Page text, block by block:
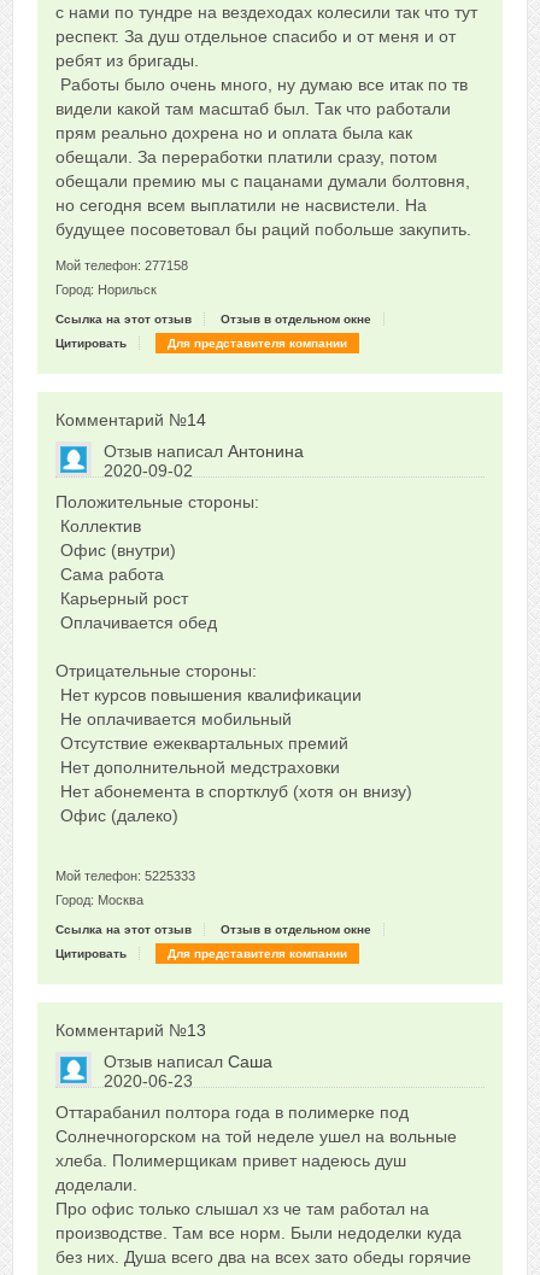
с нами по тундре на вездеходах колесили так что тут
респект. За душ отдельное спасибо и от меня и от
ребят из бригады.
Работы было очень много, ну думаю все итак по тв
видели какой там масштаб был. Так что работали
прям реально дохрена но и оплата была как
обещали. За переработки платили сразу, потом
обещали премию мы с пацанами думали болтовня,
но сегодня всем выплатили не насвистели. На
будущее посоветовал бы раций побольше закупить.
Мой телефон: 277158
Город: Норильск
Ссылка на этот отзыв
Отзыв в отдельном окне
Цитировать
Для представителя компании
Комментарий №14
Отзыв написал Антонина
2020-09-02
0
Положительные стороны:
Коллектив
Офис (внутри)
Сама работа
Карьерный рост
Оплачивается обед
Отрицательные стороны:
Нет курсов повышения квалификации
Не оплачивается мобильный
Отсутствие ежеквартальных премий
Нет дополнительной медстраховки
Нет абонемента в спортклуб (хотя он внизу)
Офис (далеко)
Мой телефон: 5225333
Город: Москва
Ссылка на этот отзыв
Отзыв в отдельном окне
Цитировать
Для представителя компании
Комментарий №13
Отзыв написал Саша
2020-06-23
0
Сказать друзьям об отзыве
Оттарабанил полтора года в полимерке под
Солнечногорском на той неделе ушел на вольные
хлеба. Полимерщикам привет надеюсь душ
доделали.
Про офис только слышал хз че там работал на
производстве. Там все норм. Были недоделки куда
без них. Душа всего два на всех зато обеды горячие